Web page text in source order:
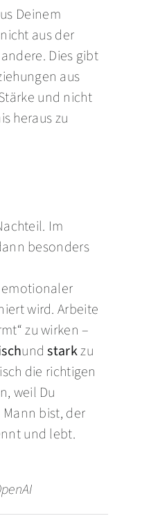
Deinem
aus der
Dies gibt
aus
und nicht
heraus zu
Im
besonders
wird. Arbeite
zu wirken –
undstarkzu
die richtigen
weil Du
bist, der
und lebt.